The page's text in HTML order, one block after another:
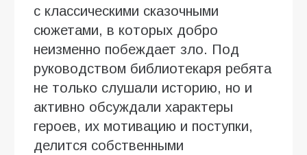
с классическими сказочными
сюжетами, в которых добро
неизменно побеждает зло. Под
руководством библиотекаря ребята
не только слушали историю, но и
активно обсуждали характеры
героев, их мотивацию и поступки,
делится собственными